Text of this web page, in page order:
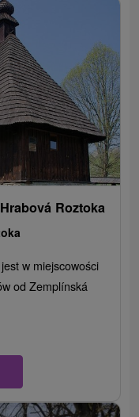
Roztoka
w miejscowości
od Zemplínská